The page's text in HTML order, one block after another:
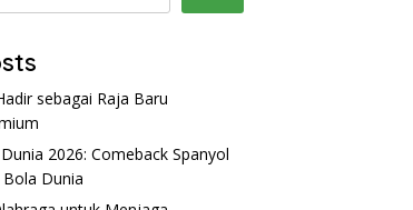
sebagai Raja Baru
2026: Comeback Spanyol
Dunia